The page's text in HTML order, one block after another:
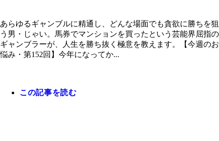
あらゆるギャンブルに精通し、どんな場面でも貪欲に勝ちを狙
う男・じゃい。馬券でマンションを買ったという芸能界屈指の
ギャンブラーが、人生を勝ち抜く極意を教えます。【今週のお
悩み・第152回】今年になってか...
この記事を読む